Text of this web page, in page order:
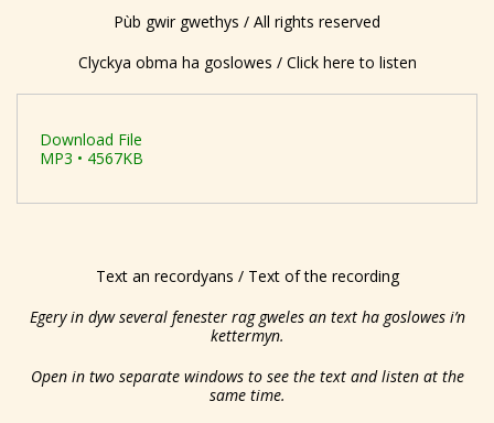
Pùb gwir gwethys / All rights reserved
Clyckya obma ha goslowes / Click here to listen
Download File
MP3 • 4567KB
Text an recordyans / Text of the recording
Egery in dyw several fenester rag gweles an text ha goslowes i’n
kettermyn.
Open in two separate windows to see the text and listen at the
same time.